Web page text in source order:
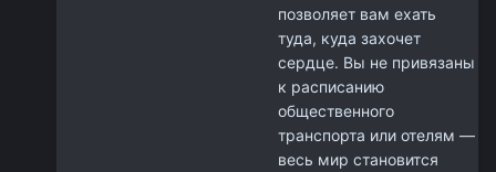
позволяет вам ехать
туда, куда захочет
сердце. Вы не привязаны
к расписанию
общественного
транспорта или отелям —
весь мир становится